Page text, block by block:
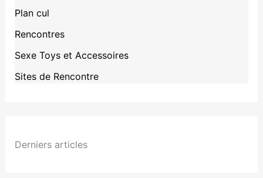
Plan cul
Rencontres
Sexe Toys et Accessoires
Sites de Rencontre
Derniers articles